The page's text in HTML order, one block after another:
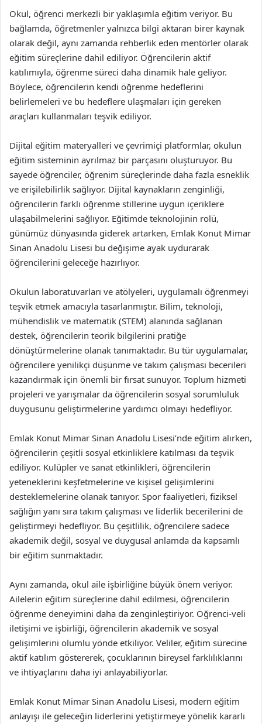
Okul, öğrenci merkezli bir yaklaşımla eğitim veriyor. Bu
bağlamda, öğretmenler yalnızca bilgi aktaran birer kaynak
olarak değil, aynı zamanda rehberlik eden mentörler olarak
eğitim süreçlerine dahil ediliyor. Öğrencilerin aktif
katılımıyla, öğrenme süreci daha dinamik hale geliyor.
Böylece, öğrencilerin kendi öğrenme hedeflerini
belirlemeleri ve bu hedeflere ulaşmaları için gereken
araçları kullanmaları teşvik ediliyor.
Dijital eğitim materyalleri ve çevrimiçi platformlar, okulun
eğitim sisteminin ayrılmaz bir parçasını oluşturuyor. Bu
sayede öğrenciler, öğrenim süreçlerinde daha fazla esneklik
ve erişilebilirlik sağlıyor. Dijital kaynakların zenginliği,
öğrencilerin farklı öğrenme stillerine uygun içeriklere
ulaşabilmelerini sağlıyor. Eğitimde teknolojinin rolü,
günümüz dünyasında giderek artarken, Emlak Konut Mimar
Sinan Anadolu Lisesi bu değişime ayak uydurarak
öğrencilerini geleceğe hazırlıyor.
Okulun laboratuvarları ve atölyeleri, uygulamalı öğrenmeyi
teşvik etmek amacıyla tasarlanmıştır. Bilim, teknoloji,
mühendislik ve matematik (STEM) alanında sağlanan
destek, öğrencilerin teorik bilgilerini pratiğe
dönüştürmelerine olanak tanımaktadır. Bu tür uygulamalar,
öğrencilere yenilikçi düşünme ve takım çalışması becerileri
kazandırmak için önemli bir fırsat sunuyor. Toplum hizmeti
projeleri ve yarışmalar da öğrencilerin sosyal sorumluluk
duygusunu geliştirmelerine yardımcı olmayı hedefliyor.
Emlak Konut Mimar Sinan Anadolu Lisesi’nde eğitim alırken,
öğrencilerin çeşitli sosyal etkinliklere katılması da teşvik
ediliyor. Kulüpler ve sanat etkinlikleri, öğrencilerin
yeteneklerini keşfetmelerine ve kişisel gelişimlerini
desteklemelerine olanak tanıyor. Spor faaliyetleri, fiziksel
sağlığın yanı sıra takım çalışması ve liderlik becerilerini de
geliştirmeyi hedefliyor. Bu çeşitlilik, öğrencilere sadece
akademik değil, sosyal ve duygusal anlamda da kapsamlı
bir eğitim sunmaktadır.
Aynı zamanda, okul aile işbirliğine büyük önem veriyor.
Ailelerin eğitim süreçlerine dahil edilmesi, öğrencilerin
öğrenme deneyimini daha da zenginleştiriyor. Öğrenci-veli
iletişimi ve işbirliği, öğrencilerin akademik ve sosyal
gelişimlerini olumlu yönde etkiliyor. Veliler, eğitim sürecine
aktif katılım göstererek, çocuklarının bireysel farklılıklarını
ve ihtiyaçlarını daha iyi anlayabiliyorlar.
Emlak Konut Mimar Sinan Anadolu Lisesi, modern eğitim
anlayışı ile geleceğin liderlerini yetiştirmeye yönelik kararlı